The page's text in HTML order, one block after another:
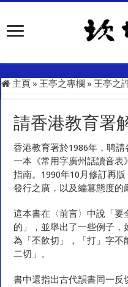
主頁 » 王亭之專欄 » 王亭之
請香港教育署
香港教育署於1986年，聘
一本《常用字廣州話讀音
指南。1990年10月修訂再
發行之廣，以及編篡態度的
這本書在〈前言〉中說「
的」，並舉出了一些例子
為「丕飲切」，「打」字不
二切」。
書中還指出古代韻書同一